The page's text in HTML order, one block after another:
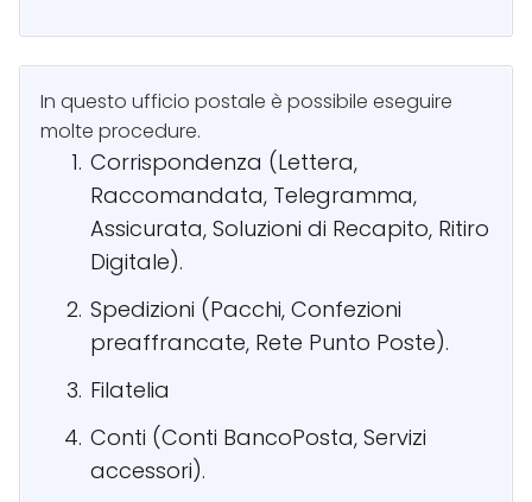
In questo ufficio postale è possibile eseguire
molte procedure.
Corrispondenza (Lettera,
Raccomandata, Telegramma,
Assicurata, Soluzioni di Recapito, Ritiro
Digitale).
Spedizioni (Pacchi, Confezioni
preaffrancate, Rete Punto Poste).
Filatelia
Conti (Conti BancoPosta, Servizi
accessori).